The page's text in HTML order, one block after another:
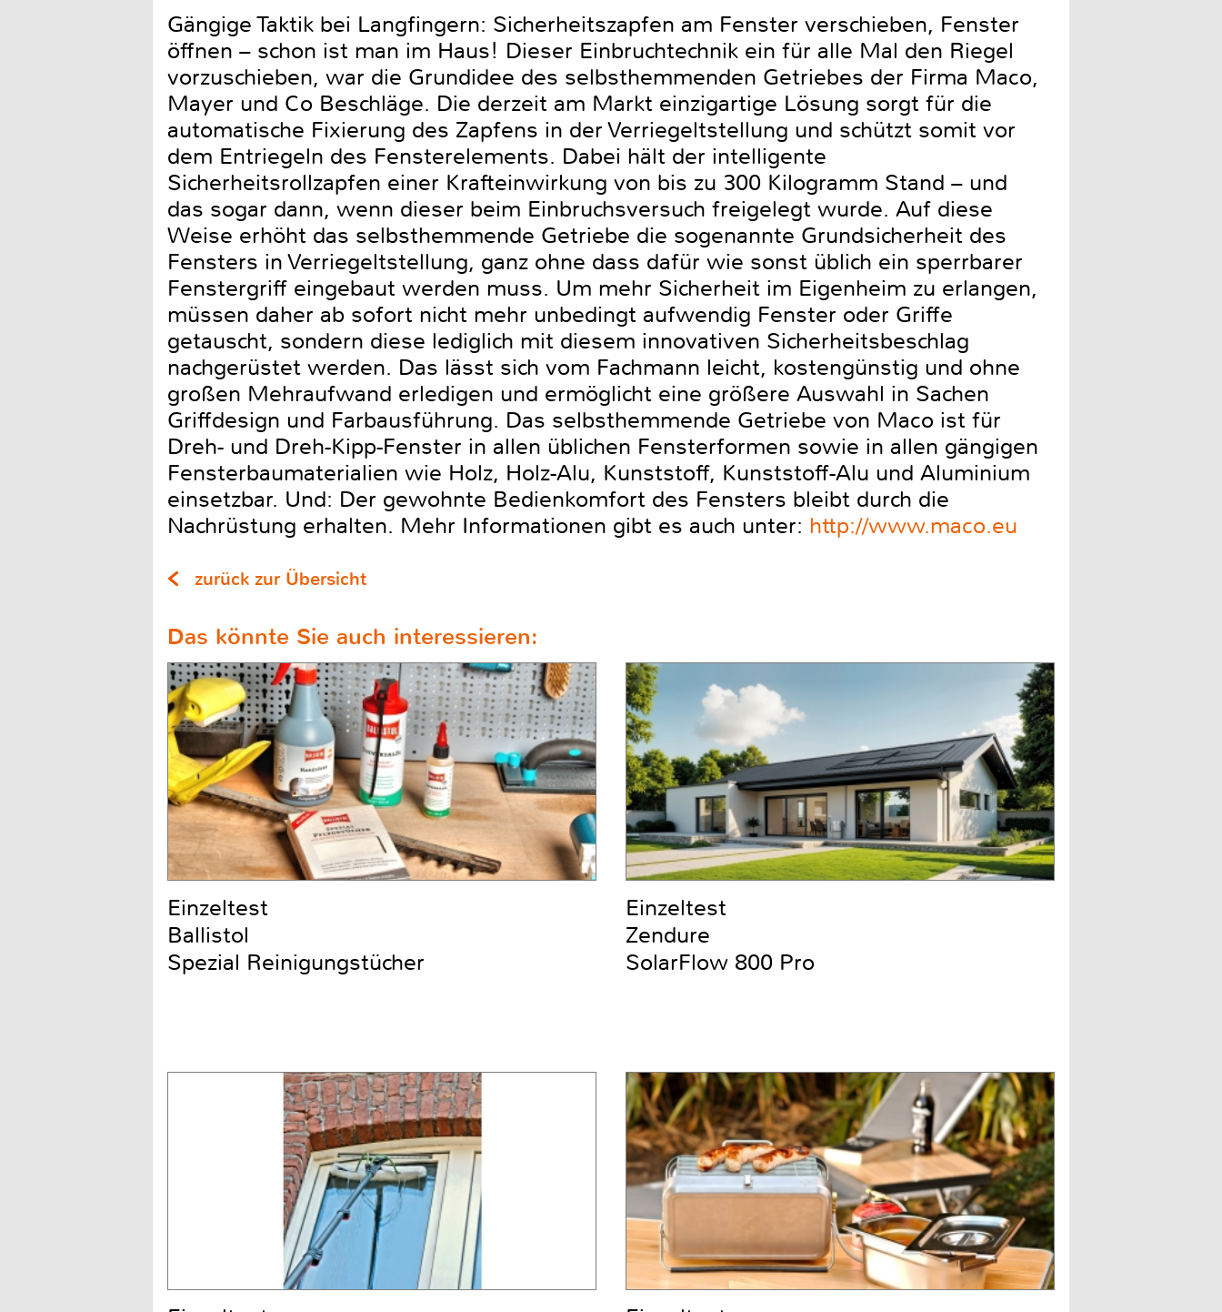
Gängige Taktik bei Langfingern: Sicherheitszapfen am Fenster verschieben, Fenster
öffnen – schon ist man im Haus! Dieser Einbruchtechnik ein für alle Mal den Riegel
vorzuschieben, war die Grundidee des selbsthemmenden Getriebes der Firma Maco,
Mayer und Co Beschläge. Die derzeit am Markt einzigartige Lösung sorgt für die
automatische Fixierung des Zapfens in der Verriegeltstellung und schützt somit vor
dem Entriegeln des Fensterelements. Dabei hält der intelligente
Sicherheitsrollzapfen einer Krafteinwirkung von bis zu 300 Kilogramm Stand – und
das sogar dann, wenn dieser beim Einbruchsversuch freigelegt wurde. Auf diese
Weise erhöht das selbsthemmende Getriebe die sogenannte Grundsicherheit des
Fensters in Verriegeltstellung, ganz ohne dass dafür wie sonst üblich ein sperrbarer
Fenstergriff eingebaut werden muss. Um mehr Sicherheit im Eigenheim zu erlangen,
müssen daher ab sofort nicht mehr unbedingt aufwendig Fenster oder Griffe
getauscht, sondern diese lediglich mit diesem innovativen Sicherheitsbeschlag
nachgerüstet werden. Das lässt sich vom Fachmann leicht, kostengünstig und ohne
großen Mehraufwand erledigen und ermöglicht eine größere Auswahl in Sachen
Griffdesign und Farbausführung. Das selbsthemmende Getriebe von Maco ist für
Dreh- und Dreh-Kipp-Fenster in allen üblichen Fensterformen sowie in allen gängigen
Fensterbaumaterialien wie Holz, Holz-Alu, Kunststoff, Kunststoff-Alu und Aluminium
einsetzbar. Und: Der gewohnte Bedienkomfort des Fensters bleibt durch die
Nachrüstung erhalten. Mehr Informationen gibt es auch unter: http://www.maco.eu
zurück zur Übersicht
Das könnte Sie auch interessieren:
Einzeltest
Ballistol
Spezial Reinigungstücher
Einzeltest
Zendure
SolarFlow 800 Pro